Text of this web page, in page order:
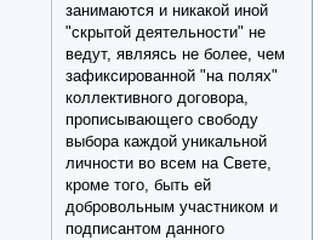
занимаются и никакой иной
"скрытой деятельности" не
ведут, являясь не более, чем
зафиксированной "на полях"
коллективного договора,
прописывающего свободу
выбора каждой уникальной
личности во всем на Свете,
кроме того, быть ей
добровольным участником и
подписантом данного